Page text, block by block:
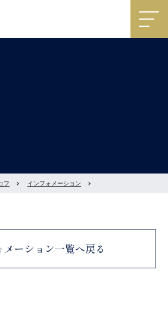
フ インフォメーション
メーション一覧へ戻る